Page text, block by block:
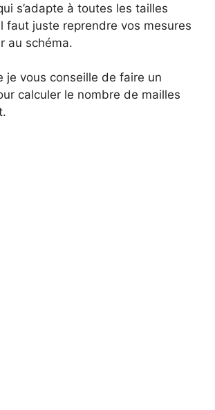
s’adapte à toutes les tailles
faut juste reprendre vos mesures
au schéma.
je vous conseille de faire un
calculer le nombre de mailles